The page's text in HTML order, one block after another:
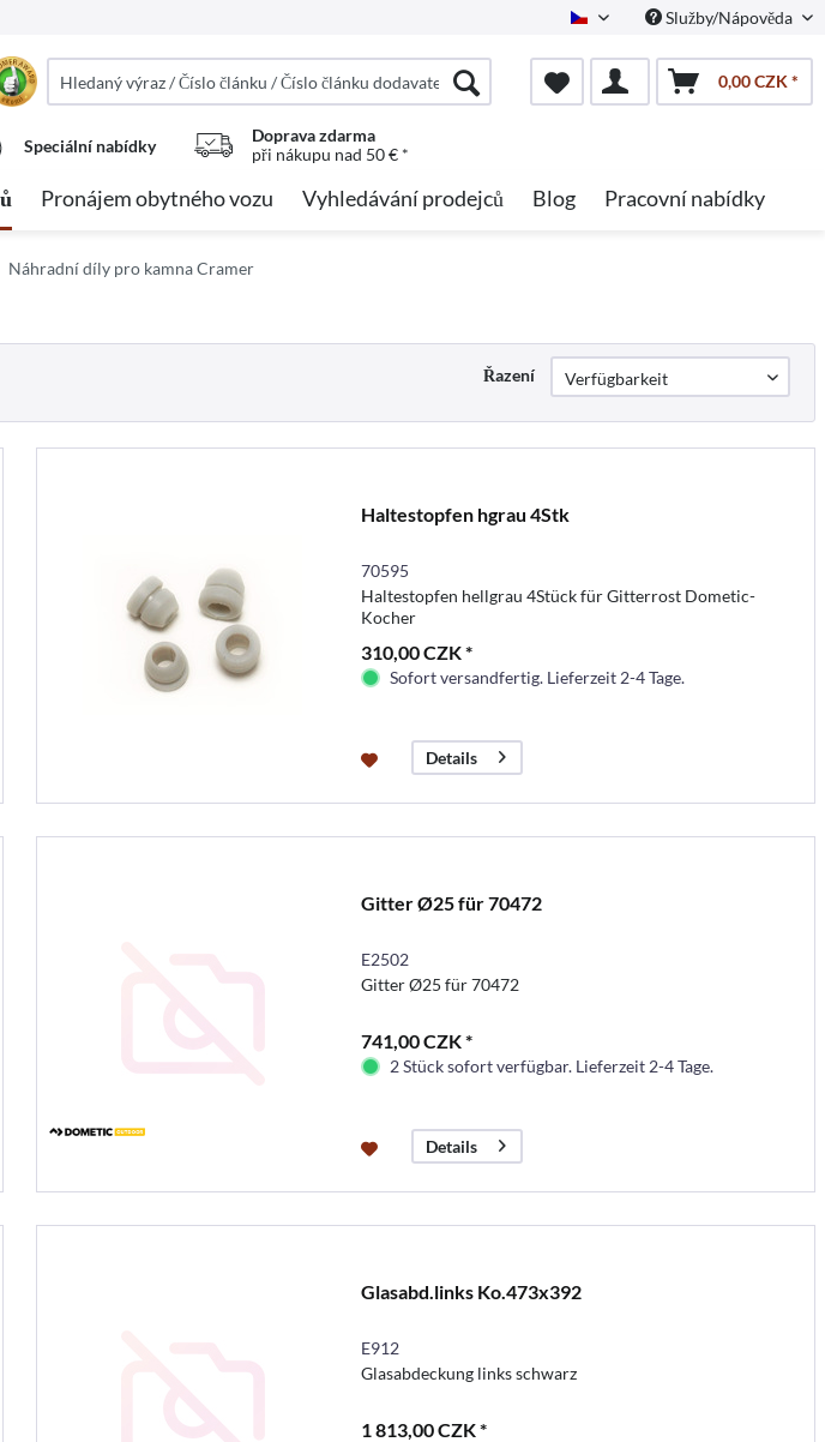
Czech Služby/Nápověda
0,00 CZK *
Speciální nabídky
Doprava zdarma
při nákupu nad 50 € *
Pronájem obytného vozu Vyhledávání prodejců Blog Pracovní nabídky
Náhradní díly pro kamna Cramer
Řazení
Haltestopfen hgrau 4Stk
70595
Haltestopfen hellgrau 4Stück für Gitterrost Dometic-
Kocher
310,00 CZK *
Sofort versandfertig. Lieferzeit 2-4 Tage.
Details
Gitter Ø25 für 70472
E2502
Gitter Ø25 für 70472
741,00 CZK *
2 Stück sofort verfügbar. Lieferzeit 2-4 Tage.
Details
Glasabd.links Ko.473x392
E912
Glasabdeckung links schwarz
1 813,00 CZK *